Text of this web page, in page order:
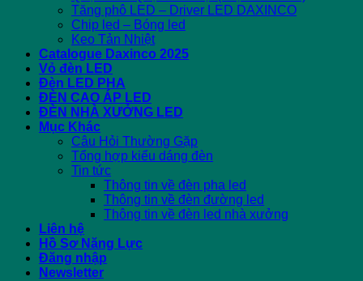
Tăng phô LED – Driver LED DAXINCO
Chip led – Bóng led
Keo Tản Nhiệt
Catalogue Daxinco 2025
Vỏ đèn LED
Đèn LED PHA
ĐÈN CAO ÁP LED
ĐÈN NHÀ XƯỞNG LED
Mục Khác
Câu Hỏi Thường Gặp
Tổng hợp kiểu dáng đèn
Tin tức
Thông tin về đèn pha led
Thông tin về đèn đường led
Thông tin về đèn led nhà xưởng
Liên hệ
Hồ Sơ Năng Lực
Đăng nhập
Newsletter